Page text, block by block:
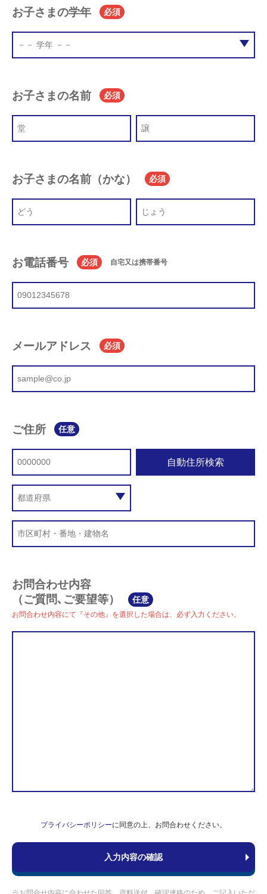
お子さまの学年 必須
お子さまの名前 必須
お子さまの名前（かな） 必須
お電話番号 必須 自宅又は携帯番号
メールアドレス 必須
ご住所 任意
自動住所検索
お問合わせ内容
（ご質問､ご要望等）
任意
お問合わせ内容にて『その他』を選択した場合は、必ず入力ください。
プライバシーポリシーに同意の上、お問合わせください。